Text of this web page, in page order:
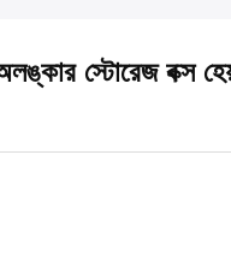
অলঙ্কার স্টোরেজ বক্স